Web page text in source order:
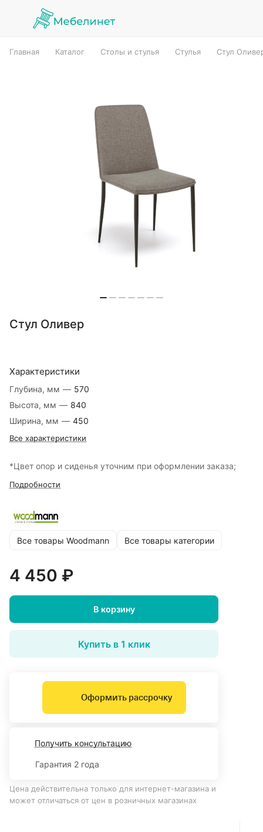
Главная Каталог Столы и стулья Стулья Стул
Стул Оливер
Характеристики
Глубина, мм — 570
Высота, мм — 840
Ширина, мм — 450
Все характеристики
*Цвет опор и сиденья уточним при оформлении заказа;
Подробности
Все товары Woodmann Все товары категории
4 450 ₽
В корзину
Купить в 1 клик
Оформить рассрочку
Получить консультацию
Гарантия 2 года
Цена действительна только для интернет-магазина и
может отличаться от цен в розничных магазинах